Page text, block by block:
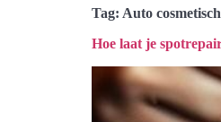
Tag: Auto
Hoe laat je